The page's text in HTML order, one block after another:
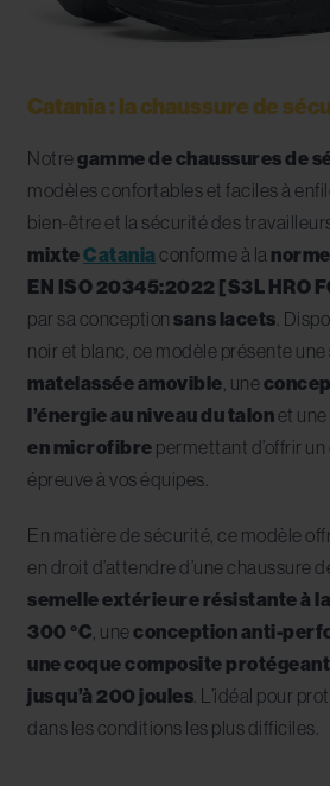
Catania : la chaussure de
Notregamme de chaussures de
modèles confortables et faciles à
bien-être et la sécurité des
mixteCatania conforme à la norme
EN ISO 20345:2022 [S3L HRO
par sa conception sans lacets .
noir et blanc, ce modèle présente une
matelassée amovible , une
l’énergie au niveau du talonet une
en microfibre permettant d’offrir
épreuve à vos équipes.
En matière de sécurité, ce modèle
en droit d’attendre d’une chaussure
semelle extérieure résistante à
300 °C , uneconception anti-
une coque composite
jusqu’à 200 joules . L’idéal pour
dans les conditions les plus difficiles.